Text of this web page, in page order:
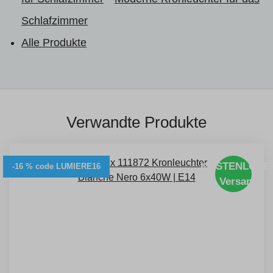
Schlafzimmer
Alle Produkte
Verwandte Produkte
-16 % code LUMIERE16
Versand